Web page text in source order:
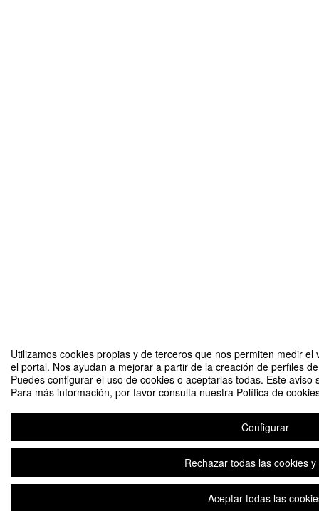
Utilizamos cookies propias y de terceros que nos permiten medir
el portal. Nos ayudan a mejorar a partir de la creación de perfiles
Puedes configurar el uso de cookies o aceptarlas todas. Este
Para más información, por favor consulta nuestra Política de
Configurar
Rechazar todas las cookies
Aceptar todas las